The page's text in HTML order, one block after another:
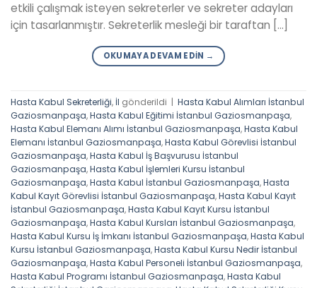
etkili çalışmak isteyen sekreterler ve sekreter adayları
için tasarlanmıştır. Sekreterlik mesleği bir taraftan […]
OKUMAYA DEVAM EDIN →
Hasta Kabul Sekreterliği, İl gönderildi | Hasta Kabul Alımları İstanbul
Gaziosmanpaşa,Hasta Kabul Eğitimi İstanbul Gaziosmanpaşa,
Hasta Kabul Elemanı Alımı İstanbul Gaziosmanpaşa,Hasta Kabul
Elemanı İstanbul Gaziosmanpaşa,Hasta Kabul Görevlisi İstanbul
Gaziosmanpaşa,Hasta Kabul İş Başvurusu İstanbul
Gaziosmanpaşa,Hasta Kabul İşlemleri Kursu İstanbul
Gaziosmanpaşa,Hasta Kabul İstanbul Gaziosmanpaşa,Hasta
Kabul Kayıt Görevlisi İstanbul Gaziosmanpaşa,Hasta Kabul Kayıt
İstanbul Gaziosmanpaşa,Hasta Kabul Kayıt Kursu İstanbul
Gaziosmanpaşa,Hasta Kabul Kursları İstanbul Gaziosmanpaşa,
Hasta Kabul Kursu İş İmkanı İstanbul Gaziosmanpaşa,Hasta Kabul
Kursu İstanbul Gaziosmanpaşa,Hasta Kabul Kursu Nedir İstanbul
Gaziosmanpaşa,Hasta Kabul Personeli İstanbul Gaziosmanpaşa,
Hasta Kabul Programı İstanbul Gaziosmanpaşa,Hasta Kabul